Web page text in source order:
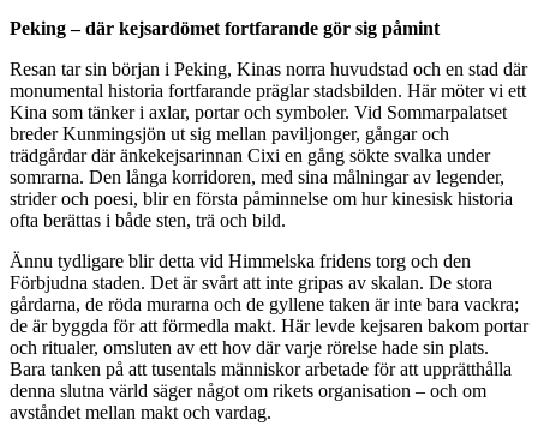
Peking – där kejsardömet fortfarande gör sig påmint
Resan tar sin början i Peking, Kinas norra huvudstad och en stad där
monumental historia fortfarande präglar stadsbilden. Här möter vi ett
Kina som tänker i axlar, portar och symboler. Vid Sommarpalatset
breder Kunmingsjön ut sig mellan paviljonger, gångar och
trädgårdar där änkekejsarinnan Cixi en gång sökte svalka under
somrarna. Den långa korridoren, med sina målningar av legender,
strider och poesi, blir en första påminnelse om hur kinesisk historia
ofta berättas i både sten, trä och bild.
Ännu tydligare blir detta vid Himmelska fridens torg och den
Förbjudna staden. Det är svårt att inte gripas av skalan. De stora
gårdarna, de röda murarna och de gyllene taken är inte bara vackra;
de är byggda för att förmedla makt. Här levde kejsaren bakom portar
och ritualer, omsluten av ett hov där varje rörelse hade sin plats.
Bara tanken på att tusentals människor arbetade för att upprätthålla
denna slutna värld säger något om rikets organisation – och om
avståndet mellan makt och vardag.